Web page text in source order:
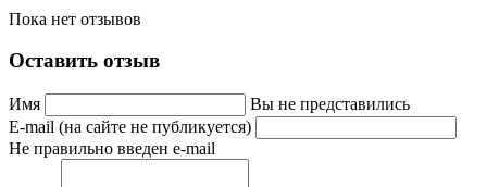
Пока нет отзывов
Оставить отзыв
Имя
Вы не представились
E-mail (на сайте не публикуется)
Не правильно введен e-mail